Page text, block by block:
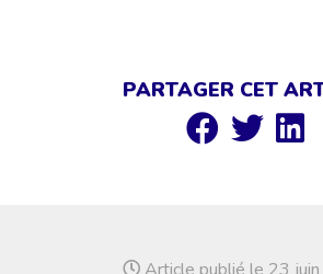
PARTAGER CET